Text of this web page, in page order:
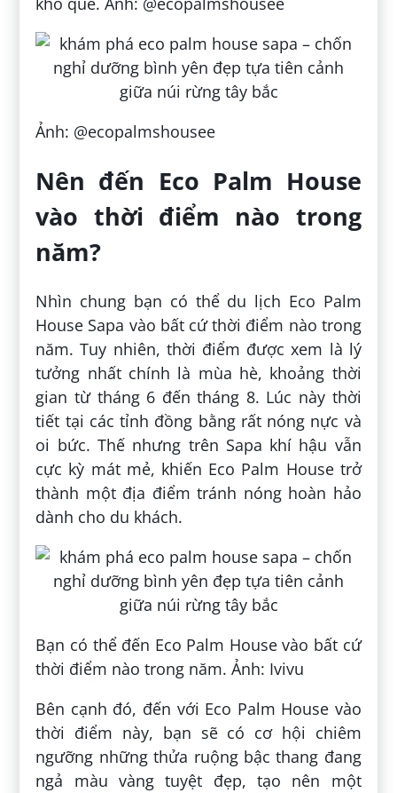
Ảnh: @ecopalmshousee
Nên đến Eco Palm House
vào thời điểm nào trong
năm?
Nhìn chung bạn có thể du lịch Eco Palm
House Sapa vào bất cứ thời điểm nào trong
năm. Tuy nhiên, thời điểm được xem là lý
tưởng nhất chính là mùa hè, khoảng thời
gian từ tháng 6 đến tháng 8. Lúc này thời
tiết tại các tỉnh đồng bằng rất nóng nực và
oi bức. Thế nhưng trên Sapa khí hậu vẫn
cực kỳ mát mẻ, khiến Eco Palm House trở
thành một địa điểm tránh nóng hoàn hảo
dành cho du khách.
Bạn có thể đến Eco Palm House vào bất cứ
thời điểm nào trong năm. Ảnh: Ivivu
Bên cạnh đó, đến với Eco Palm House vào
thời điểm này, bạn sẽ có cơ hội chiêm
ngưỡng những thửa ruộng bậc thang đang
ngả màu vàng tuyệt đẹp, tạo nên một